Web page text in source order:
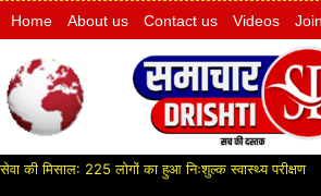
Home About us Contact us Videos
225 लोगों का हुआ निःशुल्क स्वास्थ्य परीक्षण